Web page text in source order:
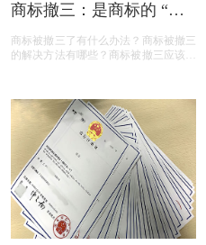
商标撤三：是商标的 “夺
商标被撤三了有什么办法？商标被撤三
的解决方法有哪些？商标被撤三应该如